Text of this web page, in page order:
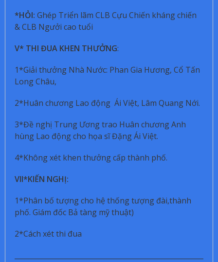
*HỎI: Ghép Triển lãm CLB Cựu Chiến kháng chiến
& CLB Ngưởi cao tuổi
V* THI ĐUA KHEN THƯỞNG:
1*Giải thưởng Nhà Nước: Phan Gia Hương, Cổ Tấn
Long Châu,
2*Huân chương Lao động Ái Việt, Lâm Quang Nới.
3*Đề nghị Trung Ương trao Huân chương Anh
hùng Lao động cho họa sĩ Đặng Ái Việt.
4*Không xét khen thưởng cấp thành phố.
VII*KIẾN NGHỊ:
1*Phân bố tượng cho hệ thống tượng đài,thành
phố. Giám đốc Bả tàng mỹ thuật)
2*Cách xét thi đua